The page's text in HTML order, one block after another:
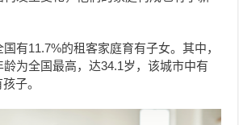
有11.7%的租客家庭育有子女。其中，
为全国最高，达34.1岁，该城市中有
子。